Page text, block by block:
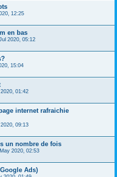
12:25
en bas
2020, 05:12
15:04
01:42
internet rafraichie
09:13
un nombre de fois
2020, 02:53
Ads)